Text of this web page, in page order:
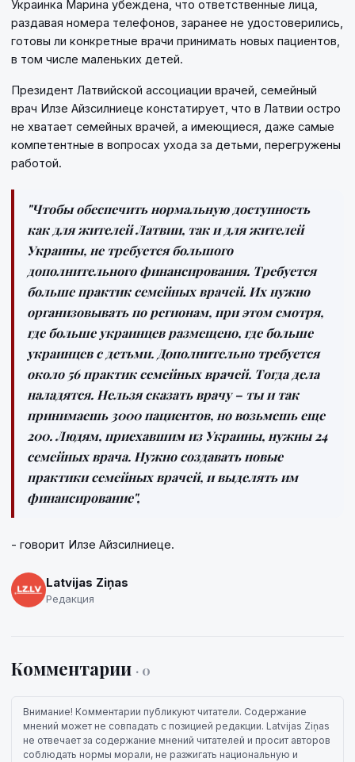
Украинка Марина убеждена, что ответственные лица,
раздавая номера телефонов, заранее не удостоверились,
готовы ли конкретные врачи принимать новых пациентов,
в том числе маленьких детей.
Президент Латвийской ассоциации врачей, семейный
врач Илзе Айзсилниеце констатирует, что в Латвии остро
не хватает семейных врачей, а имеющиеся, даже самые
компетентные в вопросах ухода за детьми, перегружены
работой.
"Чтобы обеспечить нормальную доступность
как для жителей Латвии, так и для жителей
Украины, не требуется большого
дополнительного финансирования. Требуется
больше практик семейных врачей. Их нужно
организовывать по регионам, при этом смотря,
где больше украинцев размещено, где больше
украинцев с детьми. Дополнительно требуется
около 56 практик семейных врачей. Тогда дела
наладятся. Нельзя сказать врачу – ты и так
принимаешь 3000 пациентов, но возьмешь еще
200. Людям, приехавшим из Украины, нужны 24
семейных врача. Нужно создавать новые
практики семейных врачей, и выделять им
финансирование",
- говорит Илзе Айзсилниеце.
Latvijas Ziņas
Редакция
Комментарии · 0
Внимание! Комментарии публикуют читатели. Содержание
мнений может не совпадать с позицией редакции. Latvijas Ziņas
не отвечает за содержание мнений читателей и просит авторов
соблюдать нормы морали, не разжигать национальную и